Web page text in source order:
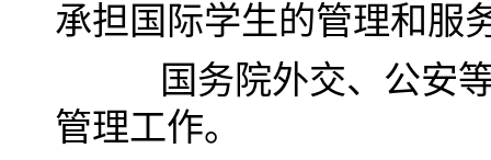
承担国际学生的管理和服
国务院外交、公安等
管理工作。